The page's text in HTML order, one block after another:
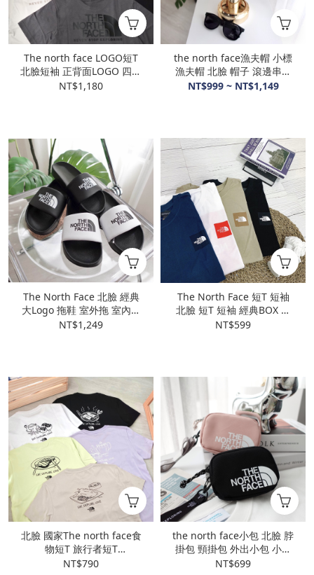
The north face LOGO短T
北臉短袖 正背面LOGO 四色
NT7UN06A
NT$1,180
the north face漁夫帽 小標
漁夫帽 北臉 帽子 滾邊串標
防水
NT$999 ~ NT$1,149
The North Face 北臉 經典
大Logo 拖鞋 室外拖 室內拖
輕量 黑白款
NT$1,249
The North Face 短T 短袖
北臉 短T 短袖 經典BOX 正
反LOGO
NT$599
北臉 國家The north face食
物短T 旅行者短T
NT7UN18A
NT$790
the north face小包 北臉 脖
掛包 頸掛包 外出小包 小方
包 卡片包 零錢包 大LOGO
NT$699